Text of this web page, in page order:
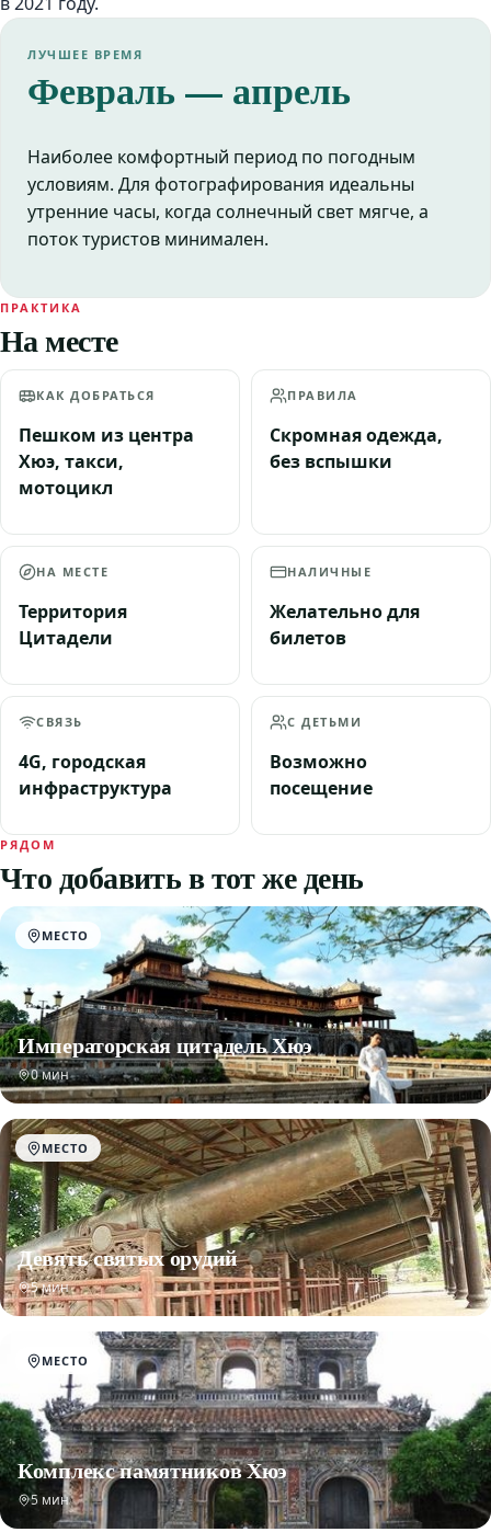
ЛУЧШЕЕ ВРЕМЯ
Февраль — апрель
Наиболее комфортный период по погодным
условиям. Для фотографирования идеальны
утренние часы, когда солнечный свет мягче, а
поток туристов минимален.
ПРАКТИКА
На месте
КАК ДОБРАТЬСЯ
Пешком из центра
Хюэ, такси,
мотоцикл
ПРАВИЛА
Скромная одежда,
без вспышки
НА МЕСТЕ
Территория
Цитадели
НАЛИЧНЫЕ
Желательно для
билетов
СВЯЗЬ
4G, городская
инфраструктура
С ДЕТЬМИ
Возможно
посещение
РЯДОМ
Что добавить в тот же день
МЕСТО
Императорская цитадель Хюэ
0 мин
МЕСТО
Девять святых орудий
5 мин
МЕСТО
Комплекс памятников Хюэ
5 мин